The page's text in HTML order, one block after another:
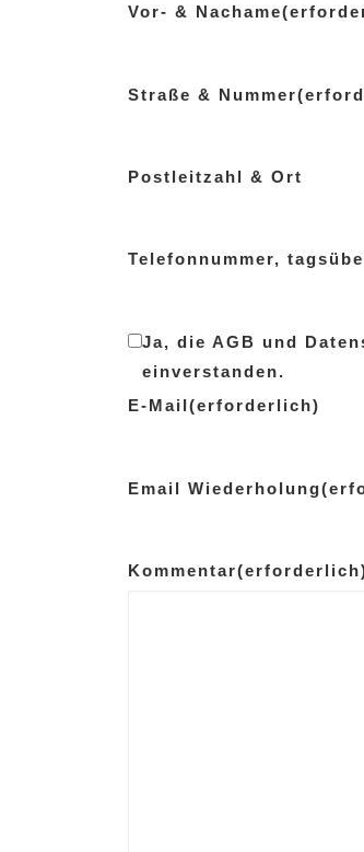
Vor- & Nachame
Straße & Nummer
Postleitzahl & Ort
Telefonnummer,
Ja, die AGB und
einverstanden.
E-Mail(erforderlich)
Email Wiederholung
Kommentar